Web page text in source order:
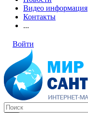
Видео информация
Контакты
...
Войти